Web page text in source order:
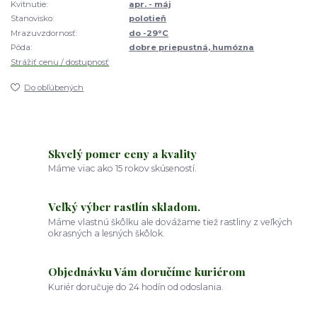
Kvitnutie:
apr. - máj
Stanovisko:
polotieň
Mrazuvzdornosť:
do -29°C
Pôda:
dobre priepustná, humózna
Strážiť cenu / dostupnosť
Do obľúbených
Skvelý pomer ceny a kvality
Máme viac ako 15 rokov skúseností.
Veľký výber rastlín skladom.
Máme vlastnú škôlku ale dovážame tiež rastliny z veľkých
okrasných a lesných škôlok.
Objednávku Vám doručíme kuriérom
Kuriér doručuje do 24 hodín od odoslania.